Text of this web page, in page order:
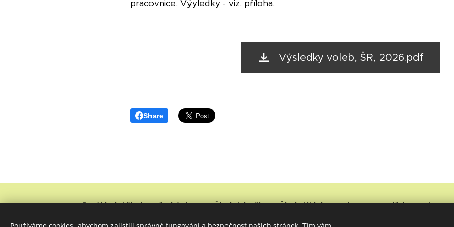
pracovnice. Výyledky - viz. příloha.
Výsledky voleb, ŠR, 2026.pdf
Share
© Základní škola, Dětský domov, Školní družina a Školní jídelna, Vrbno p. Pradědem, nám.